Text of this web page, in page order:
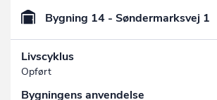
Bygning 14 - Søndermarksvej 1
Livscyklus
Opført
Bygningens anvendelse